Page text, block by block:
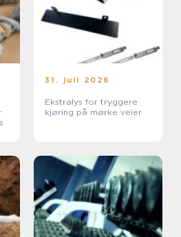
31. juli 2026
Ekstralys for tryggere
kjøring på mørke veier